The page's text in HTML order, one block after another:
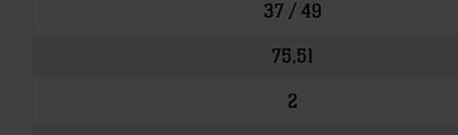
37 / 49
75,51
2